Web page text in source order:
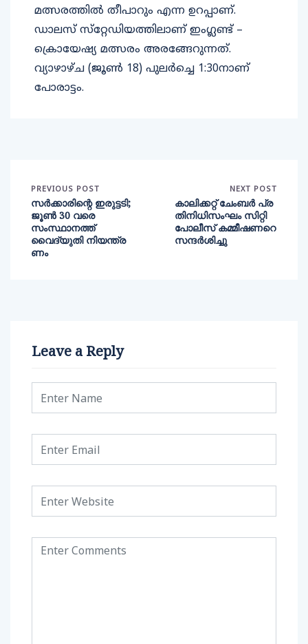
മത്സരത്തിൽ തീപാറും എന്ന ഉറപ്പാണ്.
ഡാലസ് സ്‌റ്റേഡിയത്തിലാണ് ഇംഗ്ലണ്ട് –
ക്രൊയേഷ്യ മത്സരം അരങ്ങേറുന്നത്.
വ്യാഴാഴ്ച (ജൂൺ 18) പുലർച്ചെ 1:30നാണ്
പോരാട്ടം.
PREVIOUS POST
സർക്കാരിന്റെ ഇരുട്ടടി;
ജൂൺ 30 വരെ
സംസ്ഥാനത്ത്
വൈദ്യുതി നിയന്ത്ര
ണം
NEXT POST
കാലിക്കറ്റ് ചേംബർ പ്ര
തിനിധിസംഘം സിറ്റി
പോലീസ് കമ്മീഷണറെ
സന്ദർശിച്ചു
Leave a Reply